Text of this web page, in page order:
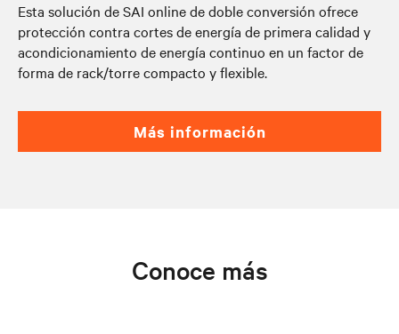
Esta solución de SAI online de doble conversión ofrece
protección contra cortes de energía de primera calidad y
acondicionamiento de energía continuo en un factor de
forma de rack/torre compacto y flexible.
más información
Conoce más